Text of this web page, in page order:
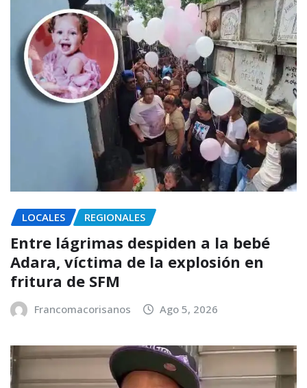
LOCALES REGIONALES
Entre lágrimas despiden a la bebé
Adara, víctima de la explosión en
fritura de SFM
Francomacorisanos Ago 5, 2026